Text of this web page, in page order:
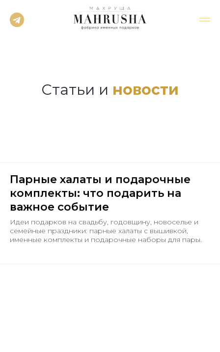
Статьи и новости
Парные халаты и подарочные
комплекты: что подарить на
важное событие
Идеи подарков на свадьбу, годовщину, новоселье и
семейные праздники: парные халаты с вышивкой,
именные комплекты и подарочные наборы для пары.